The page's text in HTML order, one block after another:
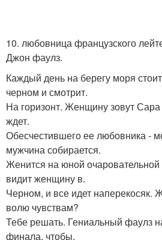
10. любовница французского
Джон фаулз.
Каждый день на берегу моря
черном и смотрит.
На горизонт. Женщину зовут Сара
ждет.
Обесчестившего ее любовника -
мужчина собирается.
Женится на юной
видит женщину в.
Черном, и все идет наперекосяк.
волю чувствам?
Тебе решать. Гениальный фаулз
финала, чтобы.